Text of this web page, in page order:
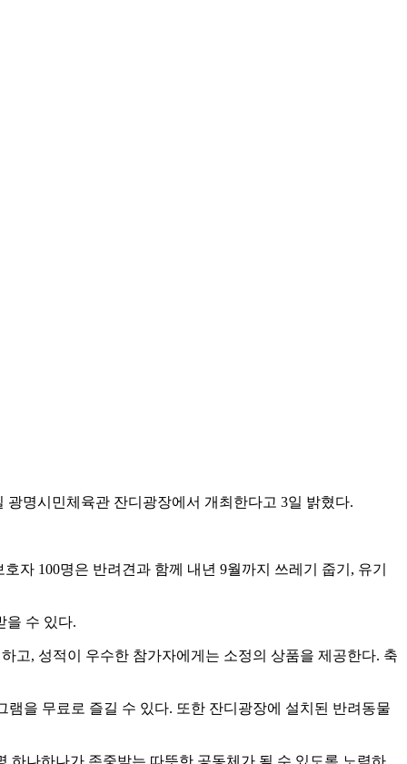
명시민체육관 잔디광장에서 개최한다고 3일 밝혔다.
자 100명은 반려견과 함께 내년 9월까지 쓰레기 줍기, 유기
을 수 있다.
고, 성적이 우수한 참가자에게는 소정의 상품을 제공한다. 축
을 무료로 즐길 수 있다. 또한 잔디광장에 설치된 반려동물
나하나가 존중받는 따뜻한 공동체가 될 수 있도록 노력하